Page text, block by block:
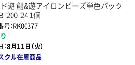
遊 創&遊アイロンビーズ単色パック
200-24 1個
号：RK00377
8月11日（火）
クル在庫商品